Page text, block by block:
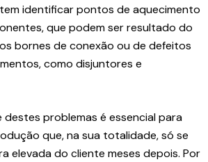
identificar pontos de aquecimento
que podem ser resultado do
bornes de conexão ou de defeitos
como disjuntores e
problemas é essencial para
que, na sua totalidade, só se
elevada do cliente meses depois. Por